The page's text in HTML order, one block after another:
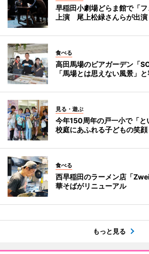
早稲田小劇場どらま館で「フ
上演 尾上松緑さんらが出演
食べる
高田馬場のビアガーデン「
「馬場とは思えない風景」
見る・遊ぶ
今年150周年の戸一小で「
校庭にあふれる子どもの笑顔
食べる
西早稲田のラーメン店「
華そばがリニューアル
もっと見る